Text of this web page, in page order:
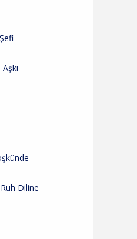
Diline